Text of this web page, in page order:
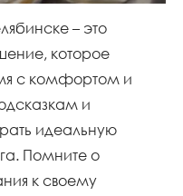
– это
которое
с комфортом и
и
идеальную
Помните о
к своему